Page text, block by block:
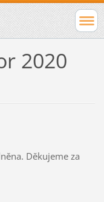
2020
Děkujeme za